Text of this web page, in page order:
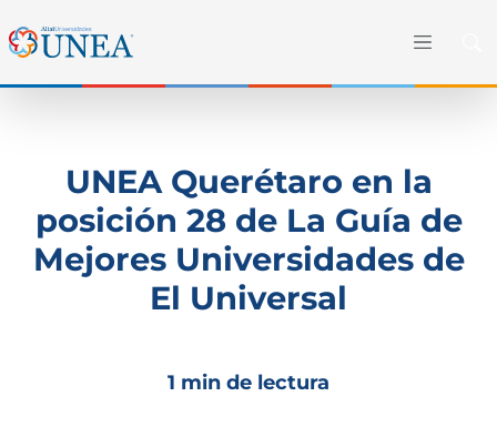
UNEA Querétaro en la
posición 28 de La Guía de
Mejores Universidades de
El Universal
1 min de lectura